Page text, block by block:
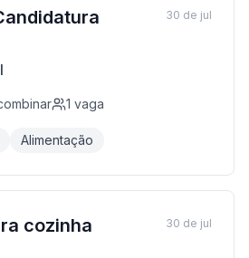
1 vaga
Alimentação
30 de jul
cozinha
30 de jul